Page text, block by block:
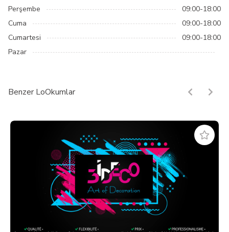
Perşembe
09:00-18:00
Cuma
09:00-18:00
Cumartesi
09:00-18:00
Pazar
Benzer LoOkumlar